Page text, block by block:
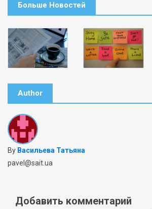
Больше Новостей
Author
By Васильева Татьяна
pavel@sait.ua
Добавить комментарий